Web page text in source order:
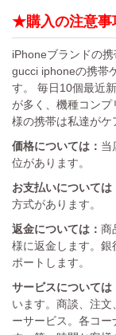
★購入の注意
iPhoneブランドの
gucci iphoneの携帯
す。 毎日10個最近
が多く、機種コン
様の携帯は私達がケ
価格については： 当
位があります。
お支払いについては
方式があります。
返金については： 商
様に返金します。銀
ポートします。
サービスについては
います。商談、注
ーサービス。各コ